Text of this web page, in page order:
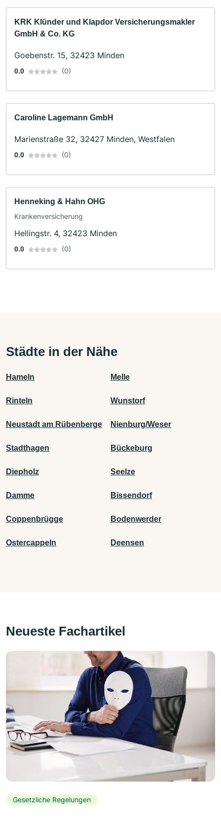
KRK Klünder und Klapdor Versicherungsmakler
GmbH & Co. KG
Goebenstr. 15, 32423 Minden
0.0 (0)
Caroline Lagemann GmbH
Marienstraße 32, 32427 Minden, Westfalen
0.0 (0)
Henneking & Hahn OHG
Krankenversicherung
Hellingstr. 4, 32423 Minden
0.0 (0)
Städte in der Nähe
Hameln Melle
Rinteln Wunstorf
Neustadt am Rübenberge Nienburg/Weser
Stadthagen Bückeburg
Diepholz Seelze
Damme Bissendorf
Coppenbrügge Bodenwerder
Ostercappeln Deensen
Neueste Fachartikel
Gesetzliche Regelungen